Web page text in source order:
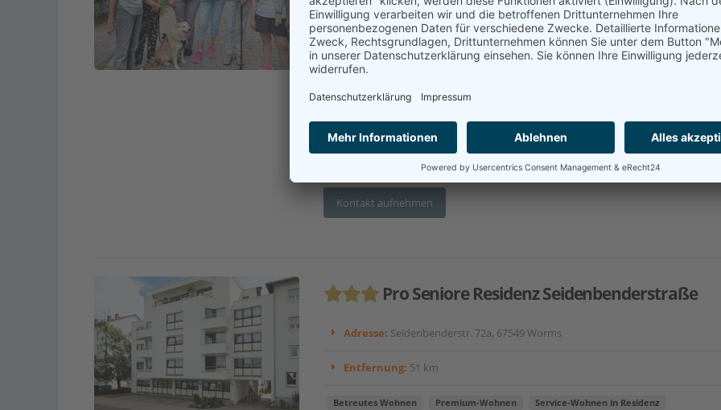
Adresse:Schlossgasse 7-9, 55270 Sörgenloch
Entfernung:46 km
Betreutes Wohnen Seniorenwohnungen/-wohnanlage
Kontakt aufnehmen
Pro Seniore Residenz Seidenbenderstraße
Adresse: Seidenbenderstr. 72a, 67549 Worms
Entfernung: 51 km
Betreutes Wohnen Premium-Wohnen Service-Wohnen in Residenz